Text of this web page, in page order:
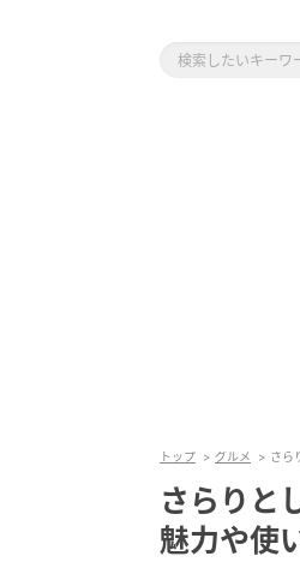
トップ グルメ さら
さらりと
魅力や使